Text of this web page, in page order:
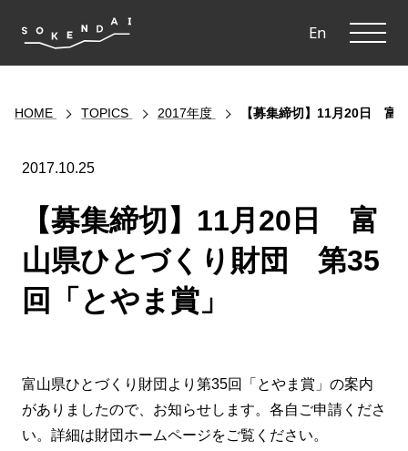
En
HOME TOPICS 2017年度 【募集締切】11月20日 富
2017.10.25
【募集締切】11月20日 富
山県ひとづくり財団 第35
回「とやま賞」
富山県ひとづくり財団より第35回「とやま賞」の案内
がありましたので、お知らせします。各自ご申請くださ
い。詳細は財団ホームページをご覧ください。